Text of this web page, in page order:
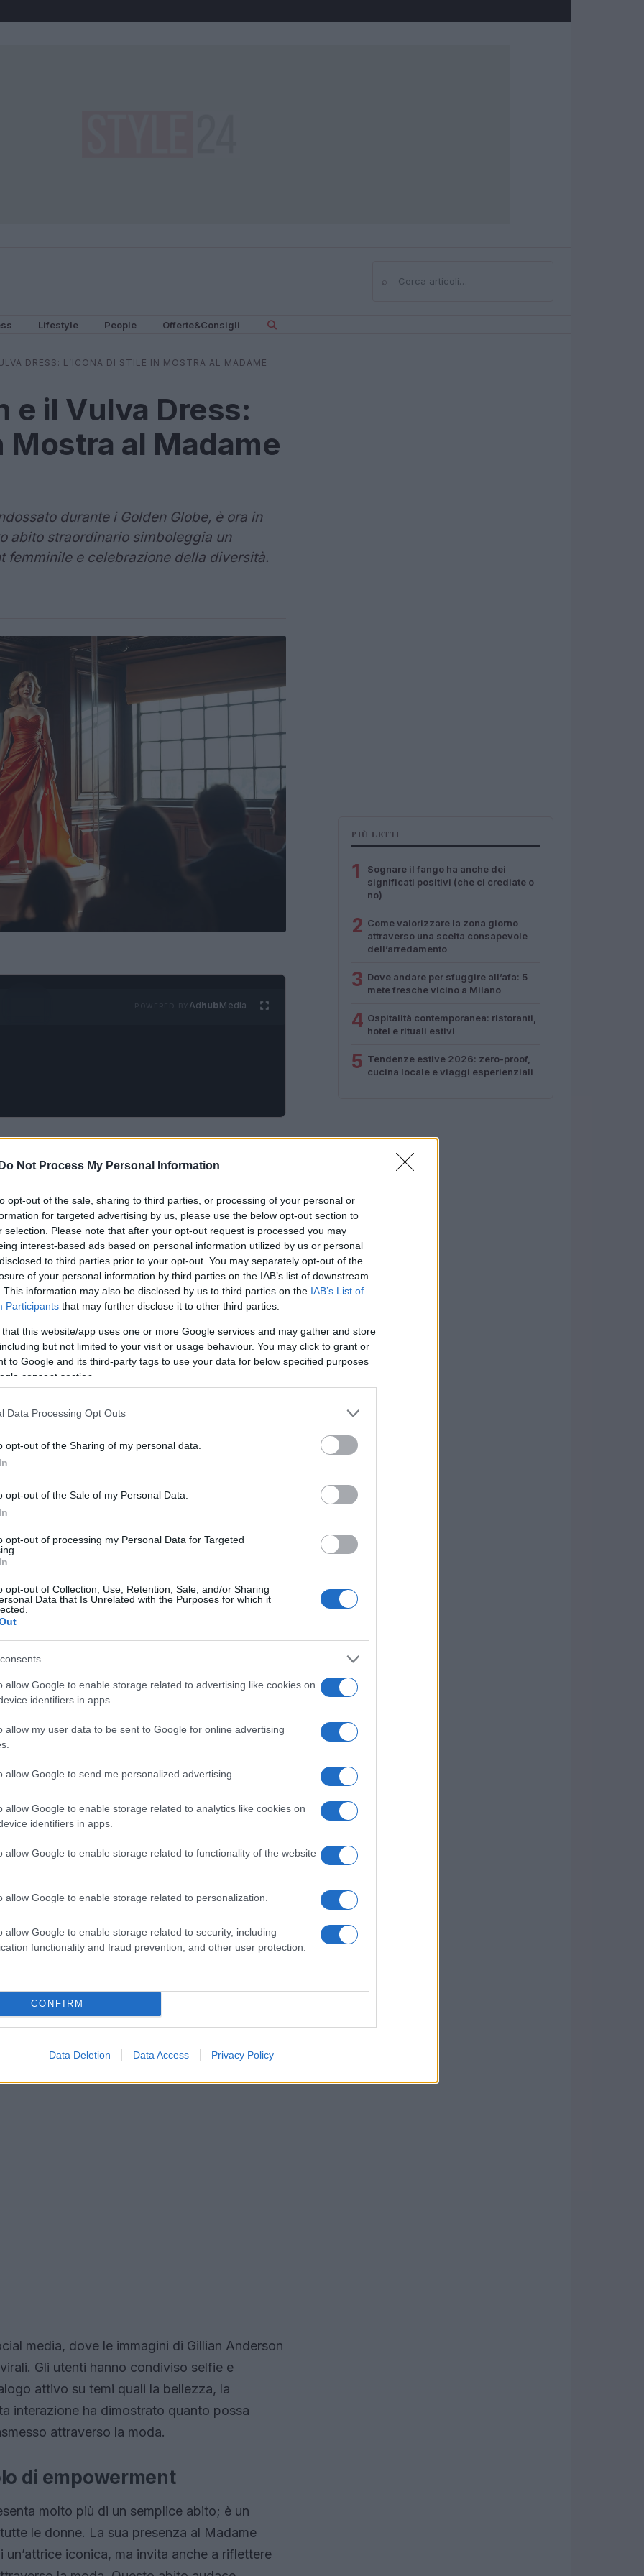
Do Not Process My Personal Information
opt-out of the sale, sharing to third parties, or processing of your personal or
for targeted advertising by us, please use the below opt-out section to
selection. Please note that after your opt-out request is processed you may
interest-based ads based on personal information utilized by us or personal
to third parties prior to your opt-out. You may separately opt-out of the
of your personal information by third parties on the IAB’s list of downstream
This information may also be disclosed by us to third parties on the IAB’s List of
Participants that may further disclose it to other third parties.
that this website/app uses one or more Google services and may gather and store
but not limited to your visit or usage behaviour. You may click to grant or
to Google and its third-party tags to use your data for below specified purposes
consent section.
Data Processing Opt Outs
opt-out of the Sharing of my personal data.
opt-out of the Sale of my Personal Data.
opt-out of processing my Personal Data for Targeted
opt-out of Collection, Use, Retention, Sale, and/or Sharing
Data that Is Unrelated with the Purposes for which it
allow Google to enable storage related to advertising like cookies on
identifiers in apps.
allow my user data to be sent to Google for online advertising
allow Google to send me personalized advertising.
allow Google to enable storage related to analytics like cookies on
identifiers in apps.
allow Google to enable storage related to functionality of the website
allow Google to enable storage related to personalization.
allow Google to enable storage related to security, including
functionality and fraud prevention, and other user protection.
CONFIRM
Data Deletion Data Access Privacy Policy
⌕Cerca
Lifestyle People Offerte&Consigli
DRESS: L’ICONA DI STILE IN MOSTRA AL MADAME
e il Vulva Dress:
Mostra al Madame
durante i Golden Globe, è ora in
abito straordinario simboleggia un
femminile e celebrazione della diversità.
AdhubMedia
Andersondurante i Golden Globe, ha
cereMadame Tussaudsdi Londra. Questo
con sé un significato profondo,
femminile e di celebrazione della figura
indossa il famoso abito, è stata presentata
da un design audace e provocatorio,
di premiazione, sollevando dibattiti e
di indossare un vestito che rappresenta una
su
dress
di espressione . La sua scelta di mostrare
incoraggiando le donne a sentirsi a
la loro individualità senza timore di giudizi
non rappresenta solo una
del potere che l’abbigliamento
L’abito, realizzato dalla stilista
mediatico, diventando un punto di riferimento
nell’industria della moda.
media, dove le immagini di Gillian Anderson
Gli utenti hanno condiviso selfie e
attivo su temi quali la bellezza, la
interazione ha dimostrato quanto possa
attraverso la moda.
di empowerment
molto più di un semplice abito; è un
le donne. La sua presenza al Madame
iconica, ma invita anche a riflettere
PIÙ LETTI
1
Sognare il fango ha anche dei
significati positivi (che ci crediate o
no)
2 Come valorizzare la zona giorno
attraverso una scelta consapevole
dell’arredamento
3 Dove andare per sfuggire all’afa: 5
mete fresche vicino a Milano
4 Ospitalità contemporanea: ristoranti,
hotel e rituali estivi
5 Tendenze estive 2026: zero-proof,
cucina locale e viaggi esperienziali